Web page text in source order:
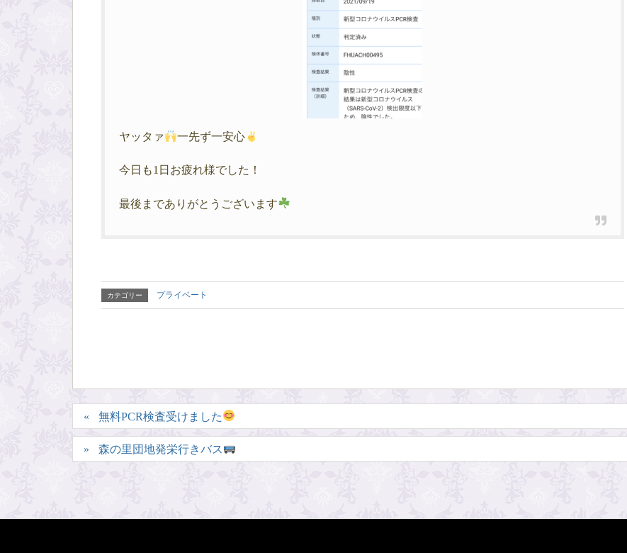
ヤッタァ 一先ず一安心
今日も1日お疲れ様でした！
最後までありがとうございます
カテゴリー プライベート
無料PCR検査受けました
森の里団地発栄行きバス